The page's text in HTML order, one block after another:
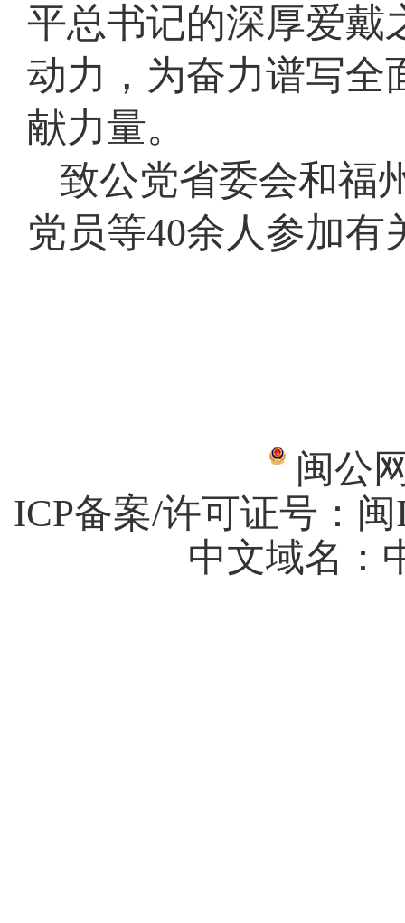
平总书记的深厚爱戴
动力，为奋力谱写全
献力量。
致公党省委会和福
党员等40余人参加有
闽公
ICP备案/许可证号： 闽
中文域名：